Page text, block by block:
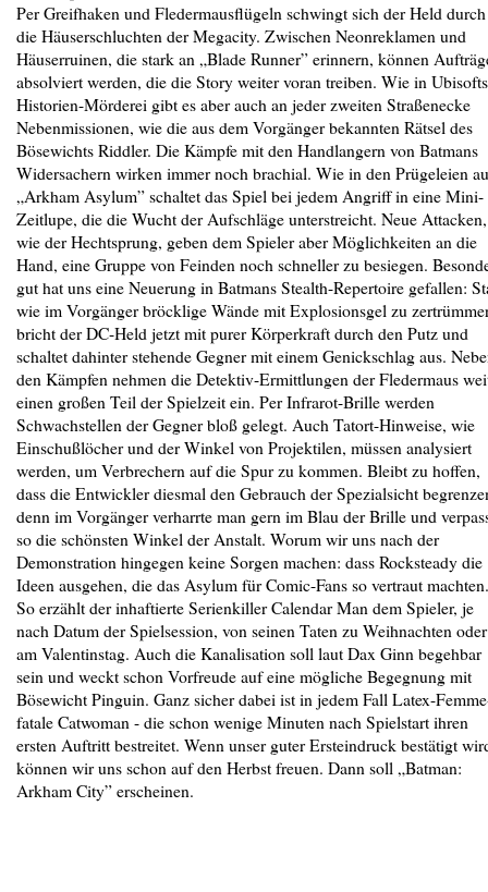
Per Greifhaken und Fledermausflügeln schwingt sich der Held durch
die Häuserschluchten der Megacity. Zwischen Neonreklamen und
Häuserruinen, die stark an „Blade Runner” erinnern, können
absolviert werden, die die Story weiter voran treiben. Wie in Ubisofts
Historien-Mörderei gibt es aber auch an jeder zweiten Straßenecke
Nebenmissionen, wie die aus dem Vorgänger bekannten Rätsel des
Bösewichts Riddler. Die Kämpfe mit den Handlangern von Batmans
Widersachern wirken immer noch brachial. Wie in den Prügeleien
„Arkham Asylum” schaltet das Spiel bei jedem Angriff in eine Mini-
Zeitlupe, die die Wucht der Aufschläge unterstreicht. Neue Attacken,
wie der Hechtsprung, geben dem Spieler aber Möglichkeiten an die
Hand, eine Gruppe von Feinden noch schneller zu besiegen.
gut hat uns eine Neuerung in Batmans Stealth-Repertoire gefallen:
wie im Vorgänger bröcklige Wände mit Explosionsgel zu
bricht der DC-Held jetzt mit purer Körperkraft durch den Putz und
schaltet dahinter stehende Gegner mit einem Genickschlag aus.
den Kämpfen nehmen die Detektiv-Ermittlungen der Fledermaus
einen großen Teil der Spielzeit ein. Per Infrarot-Brille werden
Schwachstellen der Gegner bloß gelegt. Auch Tatort-Hinweise, wie
Einschußlöcher und der Winkel von Projektilen, müssen analysiert
werden, um Verbrechern auf die Spur zu kommen. Bleibt zu hoffen,
dass die Entwickler diesmal den Gebrauch der Spezialsicht
denn im Vorgänger verharrte man gern im Blau der Brille und
so die schönsten Winkel der Anstalt. Worum wir uns nach der
Demonstration hingegen keine Sorgen machen: dass Rocksteady die
Ideen ausgehen, die das Asylum für Comic-Fans so vertraut machten.
So erzählt der inhaftierte Serienkiller Calendar Man dem Spieler, je
nach Datum der Spielsession, von seinen Taten zu Weihnachten oder
am Valentinstag. Auch die Kanalisation soll laut Dax Ginn begehbar
sein und weckt schon Vorfreude auf eine mögliche Begegnung mit
Bösewicht Pinguin. Ganz sicher dabei ist in jedem Fall Latex-
fatale Catwoman - die schon wenige Minuten nach Spielstart ihren
ersten Auftritt bestreitet. Wenn unser guter Ersteindruck bestätigt
können wir uns schon auf den Herbst freuen. Dann soll „Batman:
Arkham City” erscheinen.